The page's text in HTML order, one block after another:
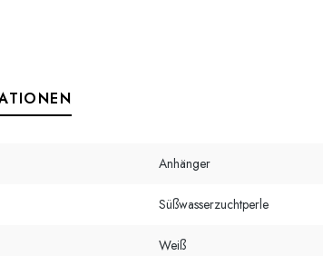
Anhänger
Süßwasserzuchtperle
Weiß